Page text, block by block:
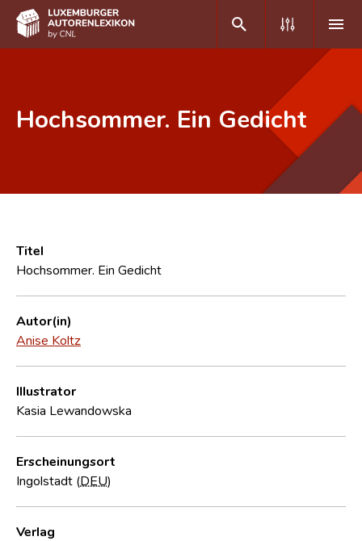
Häufige Fragen und Antworten
CNL
Forschungsgruppe
Kontakt
Hochsommer. Ein Gedicht
Titel
Hochsommer. Ein Gedicht
Autor(in)
Anise Koltz
Illustrator
Kasia Lewandowska
Erscheinungsort
Ingolstadt (DEU)
Verlag